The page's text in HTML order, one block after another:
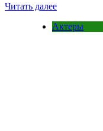
Читать далее
Актеры